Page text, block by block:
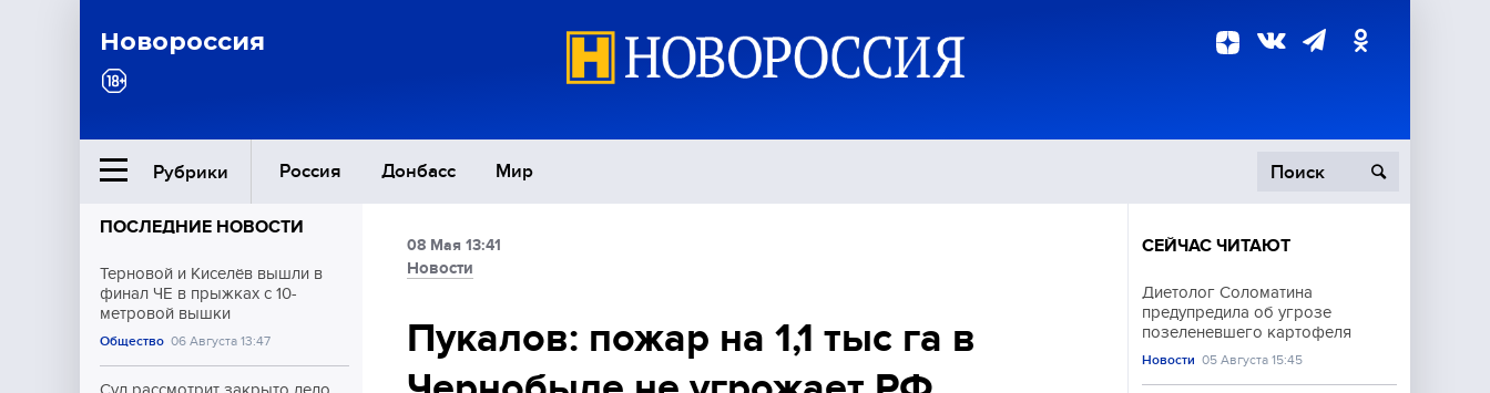
Новороссия
Рубрики Россия Донбасс Мир
Ближний Восток
Общество
Экономика
Происшествия
ПОСЛЕДНИЕ НОВОСТИ
Терновой и Киселёв вышли в
финал ЧЕ в прыжках с 10-
метровой вышки
Общество 06 Августа 13:47
08 Мая 13:41
Новости
Пукалов: пожар на 1,1 тыс га в
СЕЙЧАС ЧИТАЮТ
Диетолог Соломатина
предупредила об угрозе
позеленевшего картофеля
Новости 05 Августа 15:45